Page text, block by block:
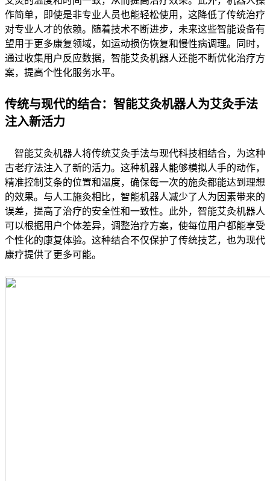
作简单，即使是非专业人员也能轻松使用，这降低了传统治疗
对专业人才的依赖。随着技术不断进步，未来这些智能设备有
望用于更多康复领域，如运动损伤恢复和慢性病调理。同时，
通过收集用户反应数据，智能艾灸机器人还能不断优化治疗方
案，提高个性化服务水平。
传统与现代的结合：智能艾灸机器人为艾灸手法
注入新活力
智能艾灸机器人将传统艾灸手法与现代科技相结合，为这种
古老疗法注入了新的活力。这种机器人能够模拟人手的动作，
精准控制艾条的位置和温度，确保每一次的施灸都能达到理想
的效果。与人工施灸相比，智能机器人减少了人为因素带来的
误差，提高了治疗的安全性和一致性。此外，智能艾灸机器人
可以根据用户个体差异，调整治疗方案，使每位用户都能享受
个性化的康复体验。这种结合不仅保护了传统技艺，也为现代
康疗提供了更多可能。